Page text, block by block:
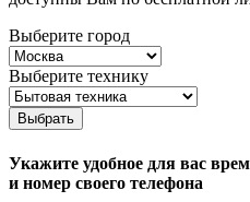
Выберите город
Выберите технику
Выбрать
Укажите удобное для вас
и номер своего телефона